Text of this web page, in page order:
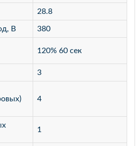
28.8
В 380
120% 60 сек
3
4
1